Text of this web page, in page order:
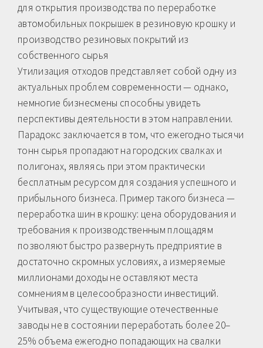
для открытия производства по переработке
автомобильных покрышек в резиновую крошку и
производство резиновых покрытий из
собственного сырья
Утилизация отходов представляет собой одну из
актуальных проблем современности — однако,
немногие бизнесмены способны увидеть
перспективы деятельности в этом направлении.
Парадокс заключается в том, что ежегодно тысячи
тонн сырья пропадают на городских свалках и
полигонах, являясь при этом практически
бесплатным ресурсом для создания успешного и
прибыльного бизнеса. Пример такого бизнеса —
переработка шин в крошку: цена оборудования и
требования к производственным площадям
позволяют быстро развернуть предприятие в
достаточно скромных условиях, а измеряемые
миллионами доходы не оставляют места
сомнениям в целесообразности инвестиций.
Учитывая, что существующие отечественные
заводы не в состоянии переработать более 20–
25% объема ежегодно попадающих на свалки